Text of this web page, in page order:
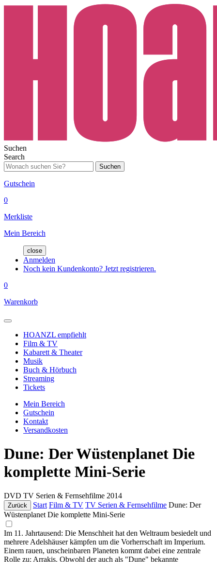
Suchen
Search
Suchen
Gutschein
0
Merkliste
Mein Bereich
close
Anmelden
Noch kein Kundenkonto? Jetzt registrieren.
0
Warenkorb
HOANZL empfiehlt
Film & TV
Kabarett & Theater
Musik
Buch & Hörbuch
Streaming
Tickets
Mein Bereich
Gutschein
Kontakt
Versandkosten
Dune: Der Wüstenplanet Die
komplette Mini-Serie
DVD TV Serien & Fernsehfilme 2014
Zurück Start Film & TV TV Serien & Fernsehfilme Dune: Der
Wüstenplanet Die komplette Mini-Serie
Im 11. Jahrtausend: Die Menschheit hat den Weltraum besiedelt und
mehrere Adelshäuser kämpfen um die Vorherrschaft im Imperium.
Einem rauen, unscheinbaren Planeten kommt dabei eine zentrale
Rolle zu: Arrakis. Obwohl der auch als "Dune" bekannte